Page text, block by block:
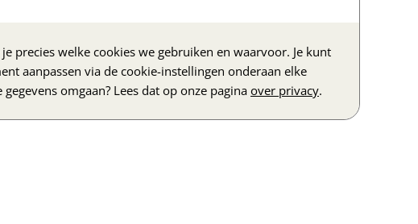
je precies welke cookies we gebruiken en waarvoor. Je kunt
aanpassen via de cookie-instellingen onderaan elke
omgaan? Lees dat op onze pagina over privacy.